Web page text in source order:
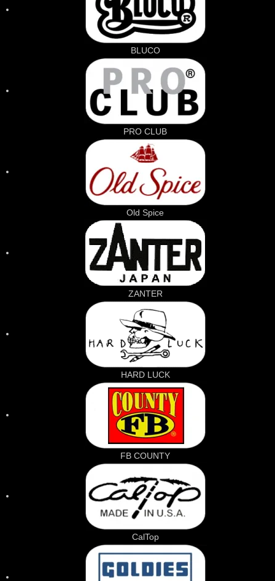
BLUCO
PRO CLUB
Old Spice
ZANTER
HARD LUCK
FB COUNTY
CalTop